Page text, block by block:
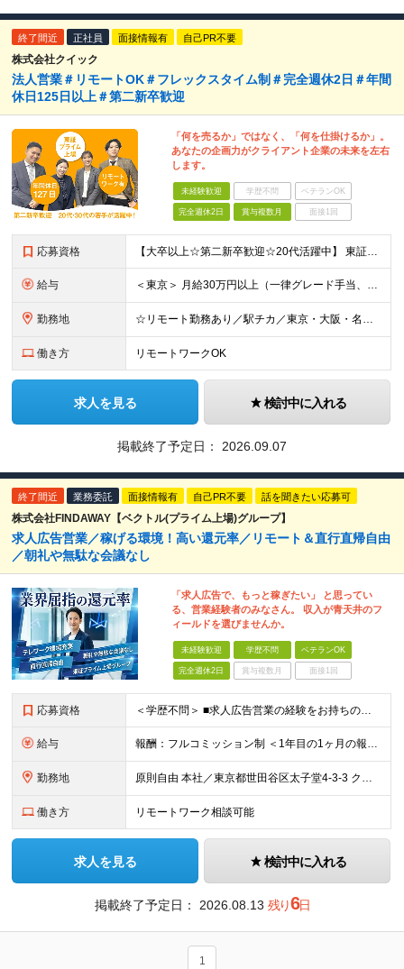
終了間近 正社員 面接情報有 自己PR不要
株式会社クイック
法人営業＃リモートOK＃フレックスタイム制＃完全週休2日＃年間
休日125日以上＃第二新卒歓迎
「何を売るか」ではなく、「何を仕掛けるか」。
あなたの企画力がクライアント企業の未来を左右
します。
未経験歓迎 学歴不問 ベテランOK
完全週休2日 賞与複数月 面接1回
応募資格 【大卒以上☆第二新卒歓迎☆20代活躍中】 東証プライム上場／フレックスタイム／年間休日125日以上／リモートワークOK！ 初めての転職という方も大歓迎です！ ◆業種未経験歓迎 ◆職種未経験歓迎 ◆中
給与 ＜東京＞ 月給30万円以上（一律グレード手当、一律営業手当、一律地域手当含む）＋インセンティブ ※時間外労働42時間分を一律グレード手当として7万4117円支給。超過分は別途支給。 また一律営業手当と
勤務地 ☆リモート勤務あり／駅チカ／東京・大阪・名古屋から希望OK☆ ＜東京オフィス＞ 〒107-0052 東京都港区赤坂1-11-30 赤坂一丁目センタービル3階 ＜大阪オフィス＞ 〒530-0018
働き方 リモートワークOK
求人を見る 検討中に入れる
掲載終了予定日： 2026.09.07
終了間近 業務委託 面接情報有 自己PR不要 話を聞きたい応募可
株式会社FINDAWAY【ベクトル(プライム上場)グループ】
求人広告営業／稼げる環境！高い還元率／リモート＆直行直帰自由
／朝礼や無駄な会議なし
「求人広告で、もっと稼ぎたい」 と思ってい
る、営業経験者のみなさん。 収入が青天井のフ
ィールドを選びませんか。
未経験歓迎 学歴不問 ベテランOK
完全週休2日 賞与複数月 面接1回
応募資格 ＜学歴不問＞ ■求人広告営業の経験をお持ちの方 ※未経験の方も頑張りたい気持ちがある方は応募大歓迎致します。 ※第二新卒歓迎 ※社会人経験10年以上の方、歓迎
給与 報酬：フルコミッション制 ＜1年目の1ヶ月の報酬例＞ 月額報酬例：65万円～150万円
勤務地 原則自由 本社／東京都世田谷区太子堂4-3-3 クレアーレ三軒茶屋5F （変更の範囲：なし）
働き方 リモートワーク相談可能
求人を見る 検討中に入れる
掲載終了予定日： 2026.08.13 残り6日
1